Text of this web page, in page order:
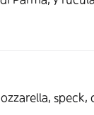
speck,